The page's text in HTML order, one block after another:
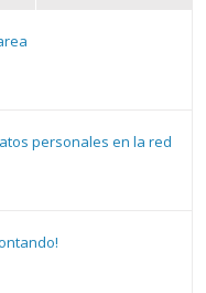
personales en la red